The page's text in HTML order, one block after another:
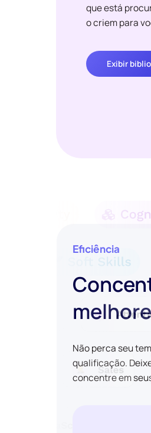
que está
o criem para
Exibir
Eficiência
Não perca seu
qualificação.
concentre em